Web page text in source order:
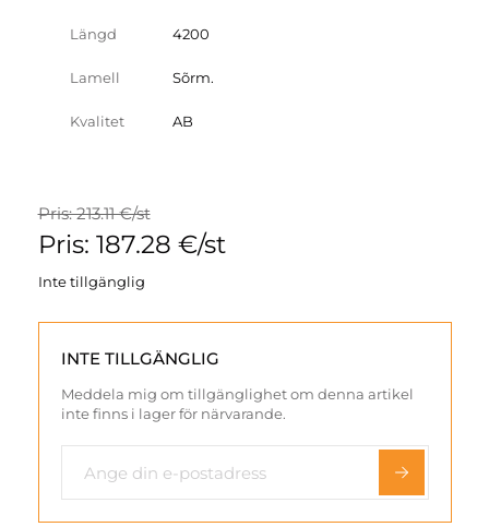
Längd 4200
Lamell Sõrm.
Kvalitet AB
Pris: 213.11 €/st
Pris: 187.28 €/st
Inte tillgänglig
INTE TILLGÄNGLIG
Meddela mig om tillgänglighet om denna artikel
inte finns i lager för närvarande.